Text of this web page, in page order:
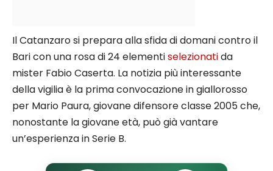
Il Catanzaro si prepara alla sfida di domani contro il
Bari con una rosa di 24 elementiselezionatida
mister Fabio Caserta. La notizia più interessante
della vigilia è la prima convocazione in giallorosso
per Mario Paura, giovane difensore classe 2005 che,
nonostante la giovane età, può già vantare
un’esperienza in Serie B.